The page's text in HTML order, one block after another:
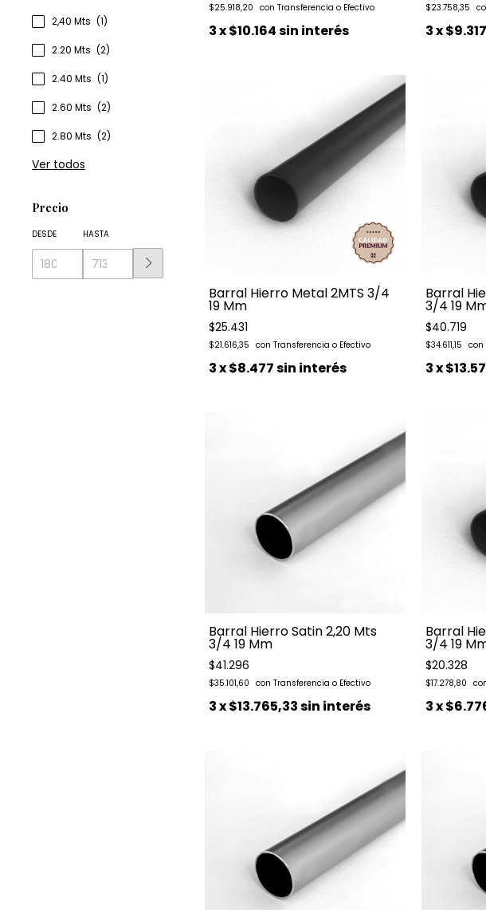
2,40 Mts (1)
2.20 Mts (2)
2.40 Mts (1)
2.60 Mts (2)
2.80 Mts (2)
Ver todos
Precio
DESDE HASTA
$25.918,20
3x$10.164sin interés
$23.758,35
3x$9.317
Barral Hierro Metal 2MTS 3/4
19 Mm
$25.431
$21.616,35
3x$8.477sin interés
Barral
3/4 19
$40.719
$34.611,15
3x
Barral Hierro Satin 2,20 Mts
3/4 19 Mm
$41.296
$35.101,60
3x$13.765,33sin interés
Barral
3/4 19
$20.328
$17.278,80
3x